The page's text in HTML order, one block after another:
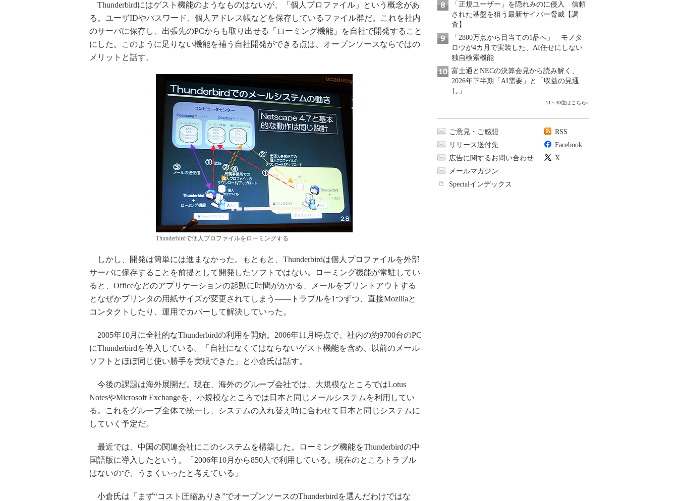
Thunderbirdにはゲスト機能のようなものはないが、「個人プロファイル」という概念があ
る。ユーザIDやパスワード、個人アドレス帳などを保存しているファイル群だ。これを社内
のサーバに保存し、出張先のPCからも取り出せる「ローミング機能」を自社で開発すること
にした。このように足りない機能を補う自社開発ができる点は、オープンソースならではの
メリットと話す。
Thunderbirdで個人プロファイルをローミングする
しかし、開発は簡単には進まなかった。もともと、Thunderbirdは個人プロファイルを外部
サーバに保存することを前提として開発したソフトではない。ローミング機能が常駐してい
ると、Officeなどのアプリケーションの起動に時間がかかる、メールをプリントアウトする
となぜかプリンタの用紙サイズが変更されてしまう――トラブルを1つずつ、直接Mozillaと
コンタクトしたり、運用でカバーして解決していった。
2005年10月に全社的なThunderbirdの利用を開始。2006年11月時点で、社内の約9700台のPC
にThunderbirdを導入している。「自社になくてはならないゲスト機能を含め、以前のメール
ソフトとほぼ同じ使い勝手を実現できた」と小倉氏は話す。
今後の課題は海外展開だ。現在、海外のグループ会社では、大規模なところではLotus
NotesやMicrosoft Exchangeを、小規模なところでは日本と同じメールシステムを利用してい
る。これをグループ全体で統一し、システムの入れ替え時に合わせて日本と同じシステムに
していく予定だ。
最近では、中国の関連会社にこのシステムを構築した。ローミング機能をThunderbirdの中
国語版に導入したという。「2006年10月から850人で利用している。現在のところトラブル
はないので、うまくいったと考えている」
小倉氏は「まず“コスト圧縮ありき”でオープンソースのThunderbirdを選んだわけではな
「正規ユーザー」を隠れみのに侵入 信頼
された基盤を狙う最新サイバー脅威【調
査】
「2800万点から目当ての1品へ」 モノタ
ロウが4カ月で実装した、AI任せにしない
独自検索機能
富士通とNECの決算会見から読み解く、
2026年下半期「AI需要」と「収益の見通
し」
11～30位はこちら»
ご意見・ご感想
リリース送付先
広告に関するお問い合わせ
メールマガジン
Specialインデックス
RSS
Facebook
X